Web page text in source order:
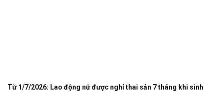
Từ 1/7/2026: Lao động nữ được nghỉ thai sản 7 tháng khi sinh